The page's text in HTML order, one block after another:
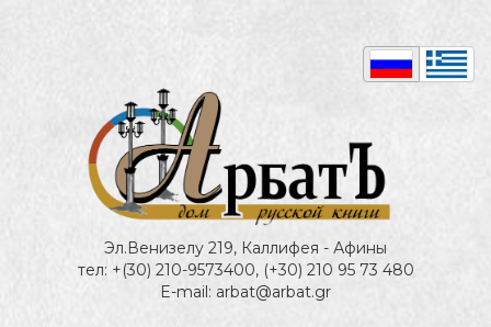
Эл.Венизелу 219, Каллифея - Афины
тел: +(30) 210-9573400, (+30) 210 95 73 480
E-mail: arbat@arbat.gr